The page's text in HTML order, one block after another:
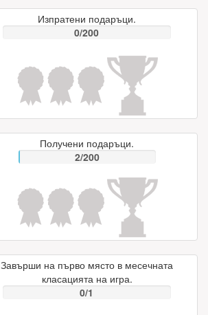
Изпратени подаръци.
0/200
Получени подаръци.
2/200
Завърши на първо място в месечната
класацията на игра.
0/1